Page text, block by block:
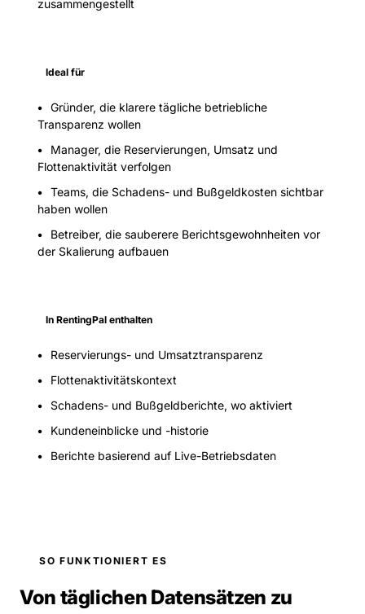
zusammengestellt
Ideal für
Gründer, die klarere tägliche betriebliche
Transparenz wollen
Manager, die Reservierungen, Umsatz und
Flottenaktivität verfolgen
Teams, die Schadens- und Bußgeldkosten sichtbar
haben wollen
Betreiber, die sauberere Berichtsgewohnheiten vor
der Skalierung aufbauen
In RentingPal enthalten
Reservierungs- und Umsatztransparenz
Flottenaktivitätskontext
Schadens- und Bußgeldberichte, wo aktiviert
Kundeneinblicke und -historie
Berichte basierend auf Live-Betriebsdaten
SO FUNKTIONIERT ES
Von täglichen Datensätzen zu